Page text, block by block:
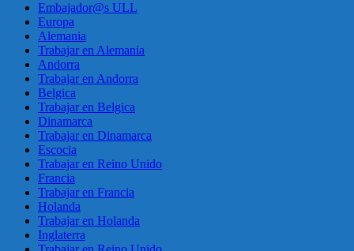
Embajador@s ULL
Europa
Alemania
Trabajar en Alemania
Andorra
Trabajar en Andorra
Belgica
Trabajar en Belgica
Dinamarca
Trabajar en Dinamarca
Escocia
Trabajar en Reino Unido
Francia
Trabajar en Francia
Holanda
Trabajar en Holanda
Inglaterra